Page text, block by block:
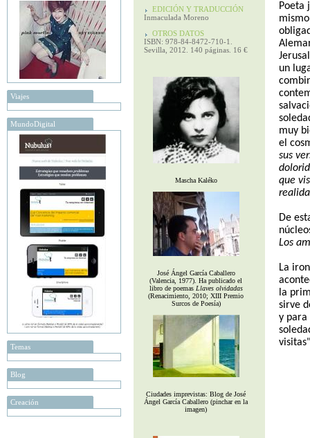
Viajes
MundoDigital
Temas
Blog
Creación
EDICIÓN Y TRADUCCIÓN
Inmaculada Moreno
OTROS DATOS
ISBN: 978-84-8472-710-1.
Sevilla, 2012. 140 páginas. 16 €
Mascha Kaléko
José Ángel García Caballero
(Valencia, 1977). Ha publicado el
libro de poemas Llaves olvidadas
(Renacimiento, 2010; XIII Premio
Surcos de Poesía)
Ciudades imprevistas: Blog de José
Ángel García Caballero (pinchar en la
imagen)
Poeta
un
muy
el
sus
que
De
Los
La
la
sirve
y para